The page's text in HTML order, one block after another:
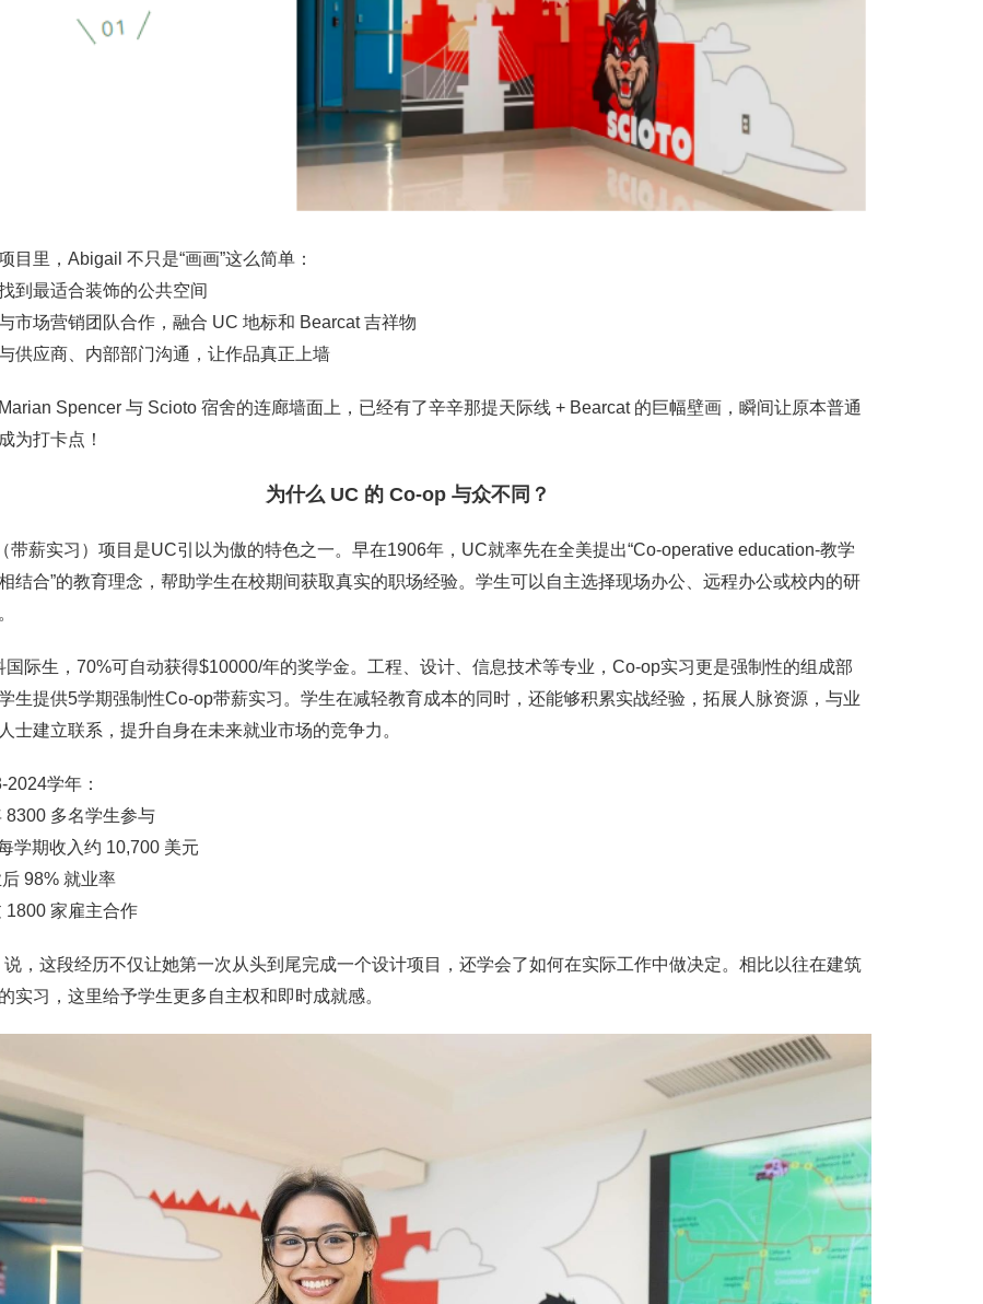
目里，Abigail 不只是“画画”这么简单：
到最适合装饰的公共空间
市场营销团队合作，融合 UC 地标和 Bearcat 吉祥物
供应商、内部部门沟通，让作品真正上墙
Spencer 与 Scioto 宿舍的连廊墙面上，已经有了辛辛那提天际线 + Bearcat 的巨幅壁画，瞬间让原本普通
为打卡点！
为什么 UC 的 Co-op 与众不同？
带薪实习）项目是UC引以为傲的特色之一。早在1906年，UC就率先在全美提出“Co-operative education-教学
结合”的教育理念，帮助学生在校期间获取真实的职场经验。学生可以自主选择现场办公、远程办公或校内的研
国际生，70%可自动获得$10000/年的奖学金。工程、设计、信息技术等专业，Co-op实习更是强制性的组成部
生提供5学期强制性Co-op带薪实习。学生在减轻教育成本的同时，还能够积累实战经验，拓展人脉资源，与业
士建立联系，提升自身在未来就业市场的竞争力。
2024学年：
8300 多名学生参与
学期收入约 10,700 美元
98% 就业率
1800 家雇主合作
，这段经历不仅让她第一次从头到尾完成一个设计项目，还学会了如何在实际工作中做决定。相比以往在建筑
实习，这里给予学生更多自主权和即时成就感。